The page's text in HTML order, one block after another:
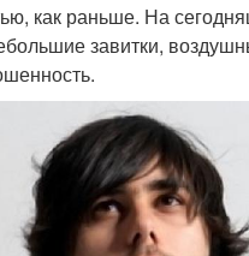
как раньше. На
завитки,